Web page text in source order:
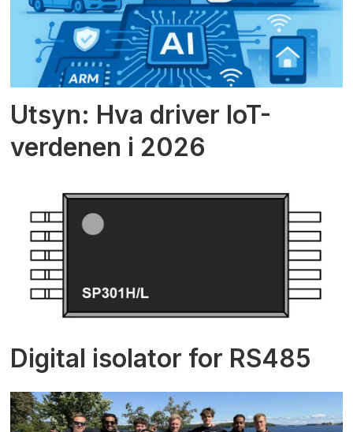
Utsyn: Hva driver IoT-
verdenen i 2026
Digital isolator for RS485